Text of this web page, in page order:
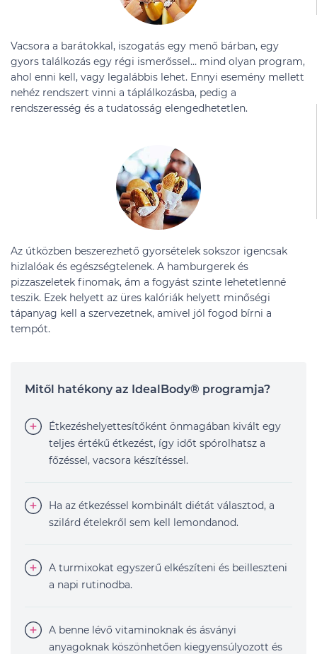
Vacsora a barátokkal, iszogatás egy menő bárban, egy
gyors találkozás egy régi ismerőssel… mind olyan program,
ahol enni kell, vagy legalábbis lehet. Ennyi esemény mellett
nehéz rendszert vinni a táplálkozásba, pedig a
rendszeresség és a tudatosság elengedhetetlen.
Az útközben beszerezhető gyorsételek sokszor igencsak
hizlalóak és egészségtelenek. A hamburgerek és
pizzaszeletek finomak, ám a fogyást szinte lehetetlenné
teszik. Ezek helyett az üres kalóriák helyett minőségi
tápanyag kell a szervezetnek, amivel jól fogod bírni a
tempót.
Mitől hatékony az IdealBody® programja?
Étkezéshelyettesítőként önmagában kivált egy
teljes értékű étkezést, így időt spórolhatsz a
főzéssel, vacsora készítéssel.
Ha az étkezéssel kombinált diétát választod, a
szilárd ételekről sem kell lemondanod.
A turmixokat egyszerű elkészíteni és beilleszteni
a napi rutinodba.
A benne lévő vitaminoknak és ásványi
anyagoknak köszönhetően kiegyensúlyozott és